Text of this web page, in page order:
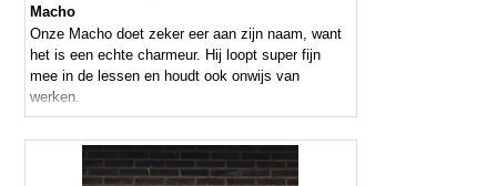
Macho
Onze Macho doet zeker eer aan zijn naam, want
het is een echte charmeur. Hij loopt super fijn
mee in de lessen en houdt ook onwijs van
werken.